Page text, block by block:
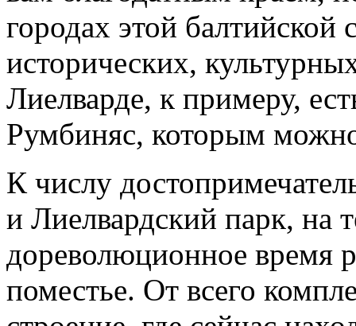
городах этой
исторических,
Лиелварде, к примеру,
Румбиняс, которым
К числу
и Лиелвардский парк, на
дореволюционное время
поместье. От всего